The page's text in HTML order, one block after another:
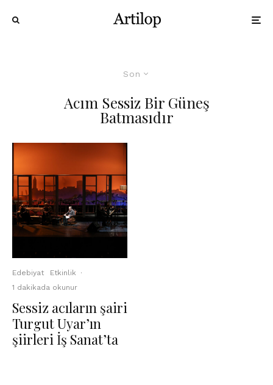
Son
Acım Sessiz Bir Güneş
Batmasıdır
Edebiyat Etkinlik
·
1 dakikada okunur
Sessiz acıların şairi
Turgut Uyar’ın
şiirleri İş Sanat’ta